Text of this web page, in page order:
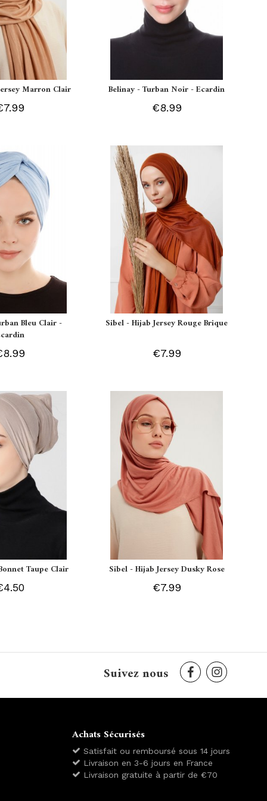
Marron Clair Belinay - Turban Noir - Ecardin
€8.99
Bleu Clair -
Sibel - Hijab Jersey Rouge Brique
€7.99
Taupe Clair Sibel - Hijab Jersey Dusky Rose
€7.99
Suivez nous
Achats Sécurisés
Satisfait ou remboursé sous 14 jours
Livraison en 3-6 jours en France
Livraison gratuite à partir de €70